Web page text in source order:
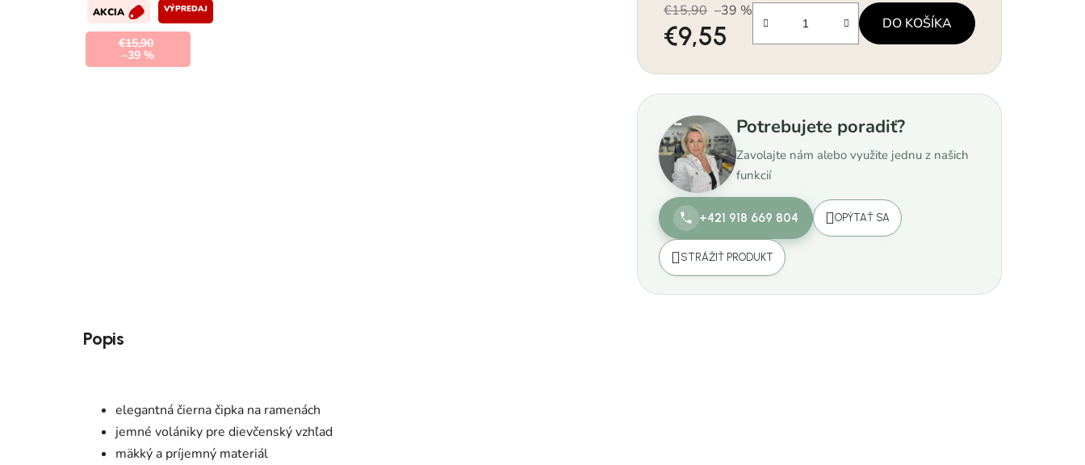
€15,90 –39 %
€9,55 DO KOŠÍKA
Potrebujete poradiť?
Zavolajte nám alebo využite jednu z našich
funkcií
+421 918 669 804 OPÝTAŤ SA
STRÁŽIŤ PRODUKT
AKCIA VÝPREDAJ
€15,90
–39 %
Popis
elegantná čierna čipka na ramenách
jemné volániky pre dievčenský vzhľad
mäkký a príjemný materiál